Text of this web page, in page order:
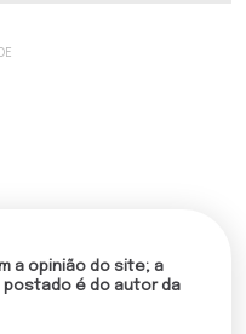
a opinião do site; a
é do autor da